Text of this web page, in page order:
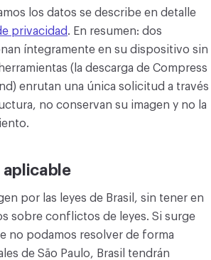
los datos se describe en detalle
privacidad. En resumen: dos
íntegramente en su dispositivo sin
(la descarga de Compress
enrutan una única solicitud a través
no conservan su imagen y no la
aplicable
por las leyes de Brasil, sin tener en
sobre conflictos de leyes. Si surge
no podamos resolver de forma
de São Paulo, Brasil tendrán